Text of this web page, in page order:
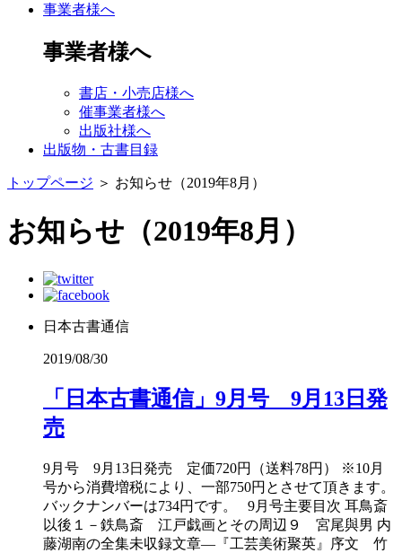
事業者様へ
事業者様へ
書店・小売店様へ
催事業者様へ
出版社様へ
出版物・古書目録
トップページ ＞ お知らせ（2019年8月）
お知らせ（2019年8月）
日本古書通信
2019/08/30
「日本古書通信」9月号 9月13日発
売
9月号 9月13日発売 定価720円（送料78円） ※10月
号から消費増税により、一部750円とさせて頂きます。
バックナンバーは734円です。 9月号主要目次 耳鳥斎
以後１－鉄鳥斎 江戸戯画とその周辺９ 宮尾與男 内
藤湖南の全集未収録文章―『工芸美術聚英』序文 竹